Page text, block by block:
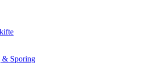
& Sporing